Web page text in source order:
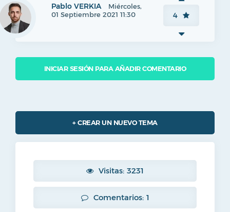
Pablo VERKIA
Miércoles,
01 Septiembre 2021 11:30
4
INICIAR SESIÓN PARA AÑADIR COMENTARIO
+ CREAR UN NUEVO TEMA
Visitas: 3231
Comentarios: 1